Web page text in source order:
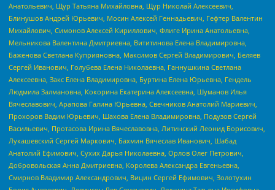
Анатольевич, Щур Татьяна Михайловна, Щур Николай Алексеевич,
Блинушов Андрей Юрьевич, Мосин Алексей Геннадьевич, Гефтер Валентин
Михайлович, Симонов Алексей Кириллович, Флиге Ирина Анатольевна,
Мельникова Валентина Дмитриевна, Вититинова Елена Владимировна,
Баженова Светлана Куприяновна, Максимов Сергей Владимирович, Беляев
Сергей Иванович, Голубева Елена Николаевна, Ганнушкина Светлана
Алексеевна, Закс Елена Владимировна, Буртина Елена Юрьевна, Гендель
Людмила Залмановна, Кокорина Екатерина Алексеевна, Шуманов Илья
Вячеславович, Арапова Галина Юрьевна, Свечников Анатолий Мариевич,
Прохоров Вадим Юрьевич, Шахова Елена Владимировна, Подузов Сергей
Васильевич, Протасова Ирина Вячеславовна, Литинский Леонид Борисович,
Лукашевский Сергей Маркович, Бахмин Вячеслав Иванович, Шабад
Анатолий Ефимович, Сухих Дарья Николаевна, Орлов Олег Петрович,
Добровольская Анна Дмитриевна, Королева Александра Евгеньевна,
Смирнов Владимир Александрович, Вицин Сергей Ефимович, Золотухин